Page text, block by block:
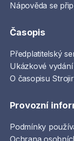
Nápověda se
Časopis
Předplatitelský
Ukázkové vydání
O časopisu
Provozní
Podmínky